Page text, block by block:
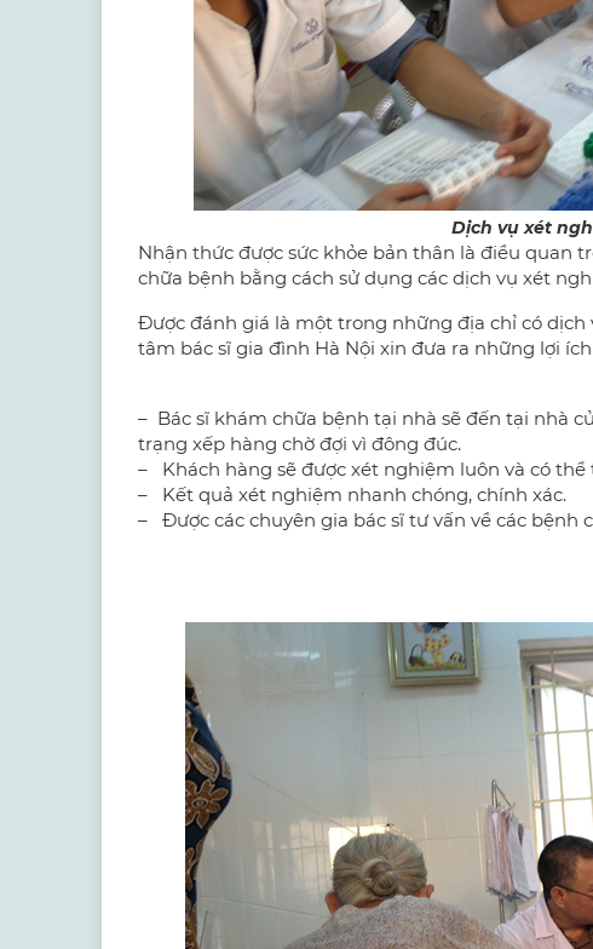
Dịch vụ xét
Nhận thức được sức khỏe bản thân là điều quan
chữa bệnh bằng cách sử dụng các dịch vụ xét
Được đánh giá là một trong những địa chỉ có
tâm bác sĩ gia đình Hà Nội xin đưa ra những lợi
– Bác sĩ khám chữa bệnh tại nhà sẽ đến tại nhà
trạng xếp hàng chờ đợi vì đông đúc.
– Khách hàng sẽ được xét nghiệm luôn và có
– Kết quả xét nghiệm nhanh chóng, chính xác.
– Được các chuyên gia bác sĩ tư vấn về các bệnh